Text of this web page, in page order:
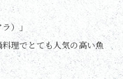
）」
理でとても人気の高い魚